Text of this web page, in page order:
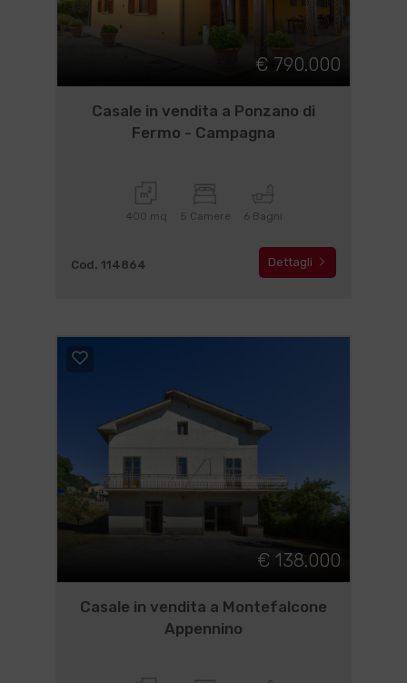
€ 790.000
Casale in vendita a Ponzano di
Fermo - Campagna
400 mq 5 Camere 6 Bagni
Cod. 114864 Dettagli
€ 138.000
Casale in vendita a Montefalcone
Appennino